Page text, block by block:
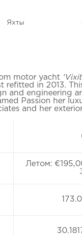
Яхты
motor yacht
refitted in 2013.
and engineering
Passion her
and her
Летом: